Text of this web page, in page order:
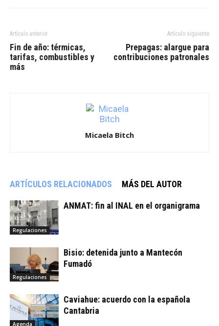
Artículo anterior
Fin de año: térmicas,
tarifas, combustibles y
más
Artículo siguiente
Prepagas: alargue para
contribuciones patronales
Micaela Bitch
ARTÍCULOS RELACIONADOS MÁS DEL AUTOR
Regulaciones
ANMAT: fin al INAL en el organigrama
Regulaciones
Bisio: detenida junto a Mantecón
Fumadó
Agenda
Caviahue: acuerdo con la española
Cantabria